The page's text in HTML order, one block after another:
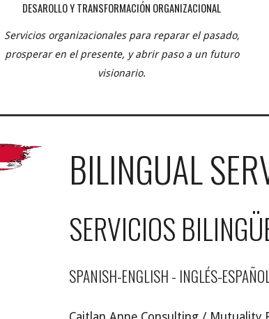
DESAROLLO Y TRANSFORMACIÓN ORGANIZACIONAL
Servicios organizacionales para reparar el pasado,
prosperar en el presente, y abrir paso a un futuro
visionario.
BILINGUAL
SERVICIOS
SPANISH-ENGLISH - INGLÉS-